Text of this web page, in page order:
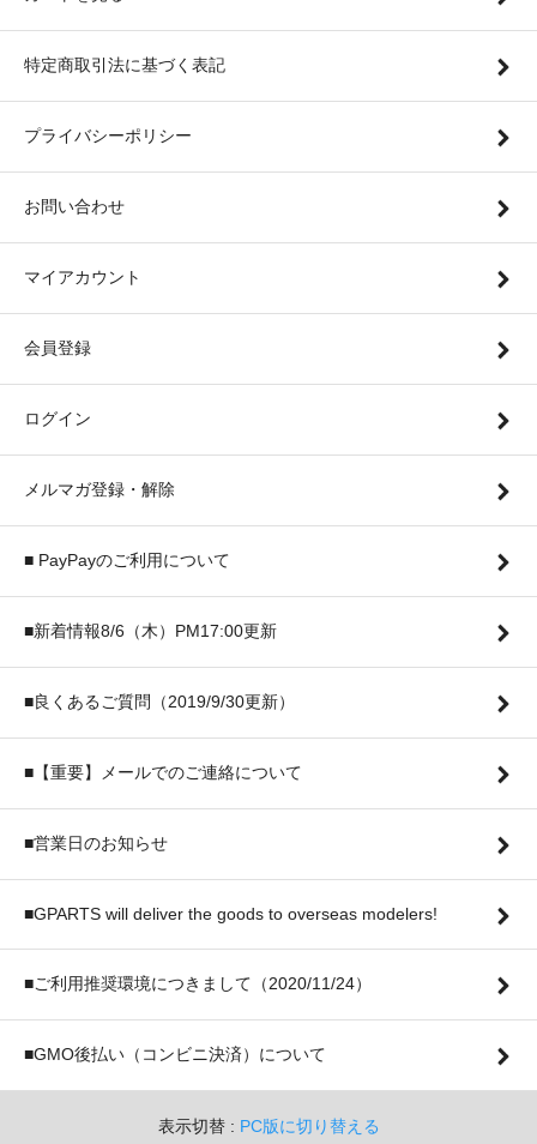
特定商取引法に基づく表記
プライバシーポリシー
お問い合わせ
マイアカウント
会員登録
ログイン
メルマガ登録・解除
■ PayPayのご利用について
■新着情報8/6（木）PM17:00更新
■良くあるご質問（2019/9/30更新）
■【重要】メールでのご連絡について
■営業日のお知らせ
■GPARTS will deliver the goods to overseas modelers!
■ご利用推奨環境につきまして（2020/11/24）
■GMO後払い（コンビニ決済）について
表示切替 : PC版に切り替える